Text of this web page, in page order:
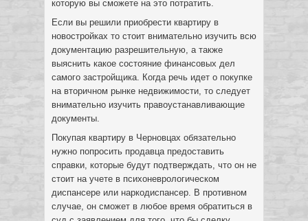
которую вы сможете на это потратить.
Если вы решили приобрести квартиру в
новостройках то стоит внимательно изучить всю
документацию разрешительную, а также
выяснить какое состояние финансовых дел
самого застройщика. Когда речь идет о покупке
на вторичном рынке недвижимости, то следует
внимательно изучить правоустанавливающие
документы.
Покупая квартиру в Черновцах обязательно
нужно попросить продавца предоставить
справки, которые будут подтверждать, что он не
стоит на учете в психоневрологическом
диспансере или наркодиспансер. В противном
случае, он сможет в любое время обратиться в